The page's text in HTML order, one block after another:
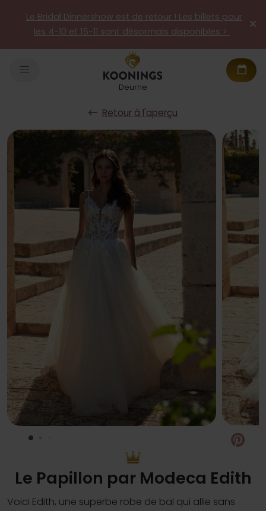
Le Bridal Dinnershow est de retour ! Les billets pour
les 4-10 et 15-11 sont désormais disponibles >
Deurne
Retour à l'aperçu
Le Papillon par Modeca Edith
Voici Edith, une superbe robe de bal qui allie sans